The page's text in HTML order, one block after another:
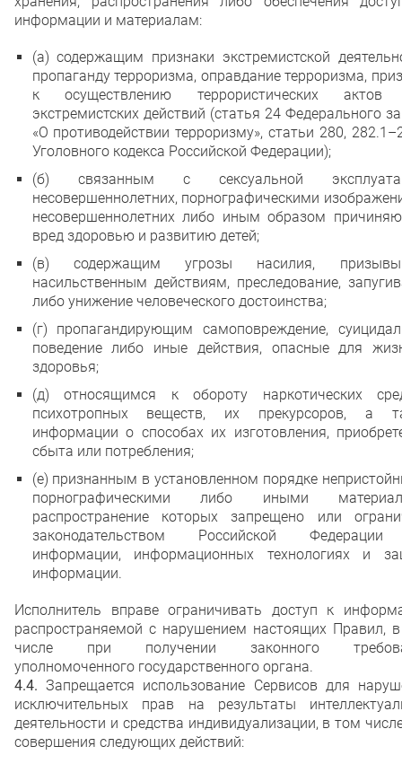
информации и материалам:
(а) содержащим признаки экстремистской
пропаганду терроризма, оправдание терроризма,
к осуществлению террористических актов
экстремистских действий (статья 24 Федерального
«О противодействии терроризму», статьи 280,
Уголовного кодекса Российской Федерации);
(б) связанным с сексуальной
несовершеннолетних, порнографическими
несовершеннолетних либо иным образом
вред здоровью и развитию детей;
(в) содержащим угрозы насилия,
насильственным действиям, преследование,
либо унижение человеческого достоинства;
(г) пропагандирующим самоповреждение,
поведение либо иные действия, опасные для
здоровья;
(д) относящимся к обороту наркотических
психотропных веществ, их прекурсоров, а
информации о способах их изготовления,
сбыта или потребления;
(е) признанным в установленном порядке
порнографическими либо иными
распространение которых запрещено или
законодательством Российской
информации, информационных технологиях и
информации.
Исполнитель вправе ограничивать доступ к
распространяемой с нарушением настоящих Правил,
числе при получении законного
уполномоченного государственного органа.
4.4. Запрещается использование Сервисов для
исключительных прав на результаты
деятельности и средства индивидуализации, в том
совершения следующих действий: